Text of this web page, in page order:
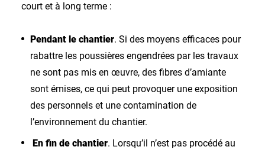
court et à long terme :
Pendant le chantier. Si des moyens efficaces pour
rabattre les poussières engendrées par les travaux
ne sont pas mis en œuvre, des fibres d’amiante
sont émises, ce qui peut provoquer une exposition
des personnels et une contamination de
l’environnement du chantier.
En fin de chantier. Lorsqu’il n’est pas procédé au